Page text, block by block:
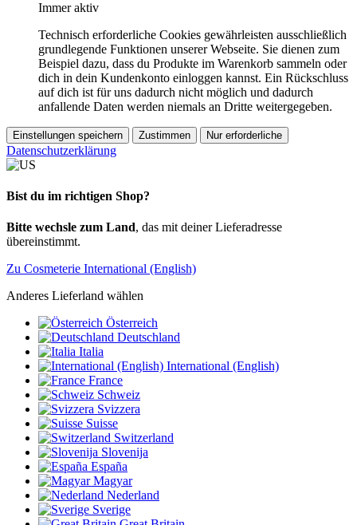
Immer aktiv
Technisch erforderliche Cookies gewährleisten ausschließlich
grundlegende Funktionen unserer Webseite. Sie dienen zum
Beispiel dazu, dass du Produkte im Warenkorb sammeln oder
dich in dein Kundenkonto einloggen kannst. Ein Rückschluss
auf dich ist für uns dadurch nicht möglich und dadurch
anfallende Daten werden niemals an Dritte weitergegeben.
Einstellungen speichern Zustimmen Nur erforderliche
Datenschutzerklärung
Bist du im richtigen Shop?
Bitte wechsle zum Land, das mit deiner Lieferadresse
übereinstimmt.
Zu Cosmeterie International (English)
Anderes Lieferland wählen
Österreich
Deutschland
Italia
International (English)
France
Schweiz
Svizzera
Suisse
Switzerland
Slovenija
España
Magyar
Nederland
Sverige